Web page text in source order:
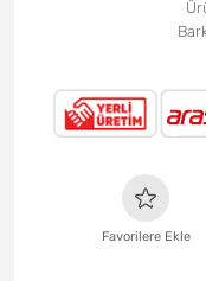
Favorilere Ekle